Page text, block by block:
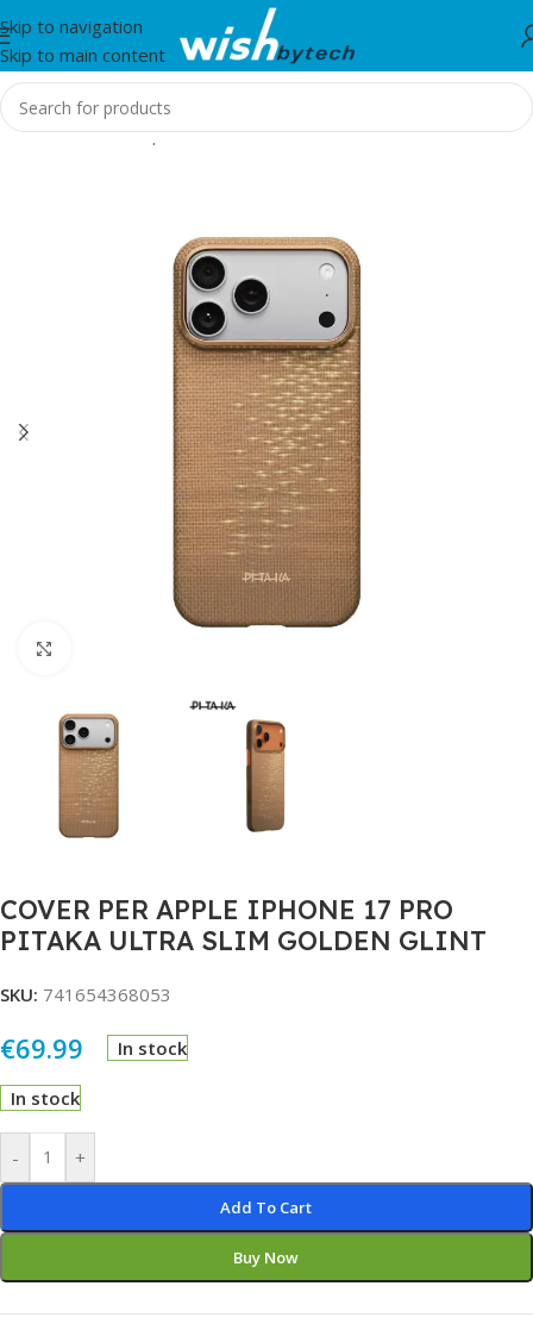
Skip to navigation
Skip to main content
Home/Aksesorë për mobil dhe IT
COVER PER APPLE IPHONE 17 PRO
PITAKA ULTRA SLIM GOLDEN GLINT
SKU: 741654368053
€69.99 In stock
In stock
- +
Add To Cart
Buy Now
Alternative: